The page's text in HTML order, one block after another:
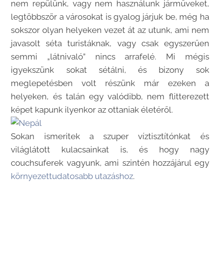
nem repülünk, vagy nem használunk járműveket,
legtöbbször a városokat is gyalog járjuk be, még ha
sokszor olyan helyeken vezet át az utunk, ami nem
javasolt séta turistáknak, vagy csak egyszerűen
semmi „látnivaló” nincs arrafelé. Mi mégis
igyekszünk sokat sétálni, és bizony sok
meglepetésben volt részünk már ezeken a
helyeken, és talán egy valódibb, nem flitterezett
képet kapunk ilyenkor az ottaniak életéről.
Sokan ismeritek a szuper víztisztítónkat és
világlátott kulacsainkat is, és hogy nagy
couchsuferek vagyunk, ami szintén hozzájárul egy
környezettudatosabb utazáshoz.